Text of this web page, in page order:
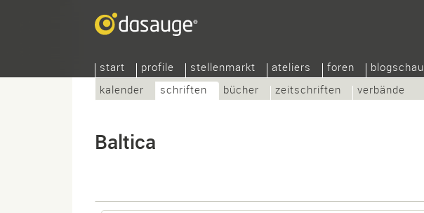
start profile stellenmarkt ateliers foren blogschau
kalender
schriften bücher zeitschriften verbände
Baltica